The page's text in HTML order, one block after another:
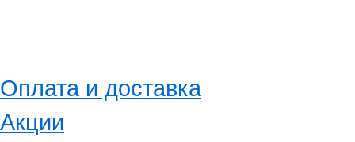
Оплата и доставка
Акции